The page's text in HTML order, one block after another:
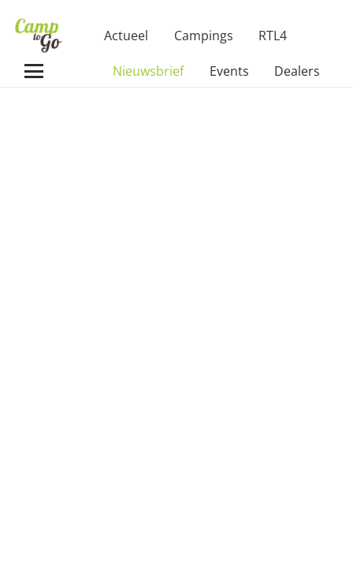
Actueel Campings RTL4
Nieuwsbrief Events Dealers